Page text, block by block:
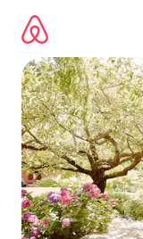
contenido